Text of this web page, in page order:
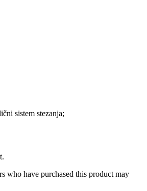
sistem stezanja;
who have purchased this product may